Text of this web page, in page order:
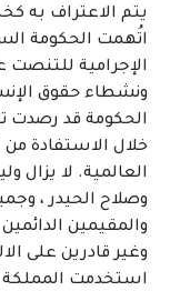
يتم الاعتراف به
اتُهمت الحكومة
الإجرامية
ونشطاء حقوق
الحكومة قد رصدت
خلال الاستفادة
العالمية. لا يزال
وصلاح الحيدر ،
والمقيمين
وغير قادرين على
استخدمت المملكة